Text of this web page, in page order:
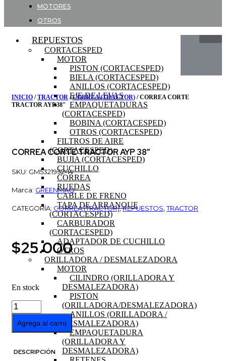
MOTORES
OTROS
REPUESTOS
CORTACESPED
MOTOR
PISTON (CORTACESPED)
BIELA (CORTACESPED)
ANILLOS (CORTACESPED)
EJE DE LEVAS
EMPAQUETADURAS
(CORTACESPED)
BOBINA (CORTACESPED)
OTROS (CORTACESPED)
FILTROS DE AIRE
(CORTACESPED)
BUJIA (CORTACESPED)
CUCHILLO
CORREA
RUEDAS
CABLE DE FRENO
TAPA DE ARRANQUE
(CORTACESPED)
CARBURADOR
(CORTACESPED)
ADAPTADOR DE CUCHILLO
OTROS
ORILLADORA / DESMALEZADORA
MOTOR
CILINDRO (ORILLADORA Y
DESMALEZADORA)
PISTON
(ORILLADORA/DESMALEZADORA)
ANILLOS (ORILLADORA /
DESMALEZADORA)
EMPAQUETADURA
(ORILLADORA Y
DESMALEZADORA)
INICIO /TRACTOR /CORREA (TRACTOR) / CORREA CORTE
TRACTOR AYP 38″
CORREA CORTE TRACTOR AYP 38″
SKU: GM5321932-14
Marca: GREENMAQ
CATEGORÍA: CORREA (TRACTOR),REPUESTOS ,TRACTOR
$25.000
En stock
CORREA
CORTE
TRACTOR
AYP
cantidad
Agrega al carro
DESCRIPCIÓN